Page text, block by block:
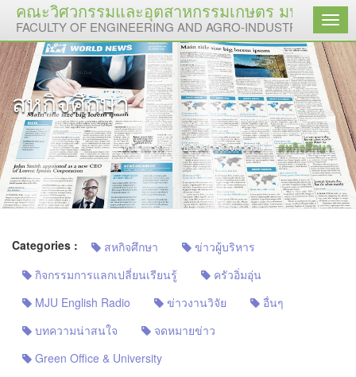
คณะวิศวกรรมและอุตสาหกรรมเกษตร มหาวิทยา
FACULTY OF ENGINEERING AND AGRO-INDUSTRY, เมนู
สหกิจศึกษา
หน้าแรก ข่าวสารกิจกรรม สหกิจศึกษา
Categories : สหกิจศึกษา
ข่าวผู้บริหาร
กิจกรรมการแลกเปลี่ยนเรียนรู้
ครัวอิ่มอุ่น
MJU English Radio
ข่าวงานวิจัย
อื่นๆ
บทความน่าสนใจ
จดหมายข่าว
Green Office & University